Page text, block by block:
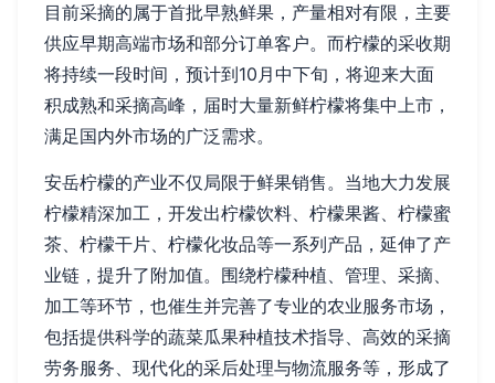
目前采摘的属于首批早熟鲜果，产量相对有限，主要
供应早期高端市场和部分订单客户。而柠檬的采收期
将持续一段时间，预计到10月中下旬，将迎来大面
积成熟和采摘高峰，届时大量新鲜柠檬将集中上市，
满足国内外市场的广泛需求。
安岳柠檬的产业不仅局限于鲜果销售。当地大力发展
柠檬精深加工，开发出柠檬饮料、柠檬果酱、柠檬蜜
茶、柠檬干片、柠檬化妆品等一系列产品，延伸了产
业链，提升了附加值。围绕柠檬种植、管理、采摘、
加工等环节，也催生并完善了专业的农业服务市场，
包括提供科学的蔬菜瓜果种植技术指导、高效的采摘
劳务服务、现代化的采后处理与物流服务等，形成了